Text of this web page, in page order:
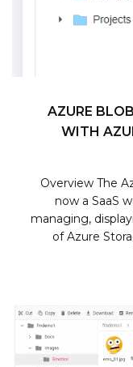
AZURE
WITH
Overview The
now a SaaS
managing,
of Azure